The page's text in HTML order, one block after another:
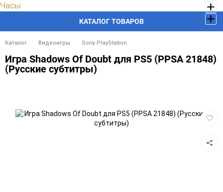
КАТАЛОГ ТОВАРОВ
Часы
Каталог Видеоигры Sony PlayStation
Игра Shadows Of Doubt для PS5 (PPSA 21848)
(Русские субтитры)